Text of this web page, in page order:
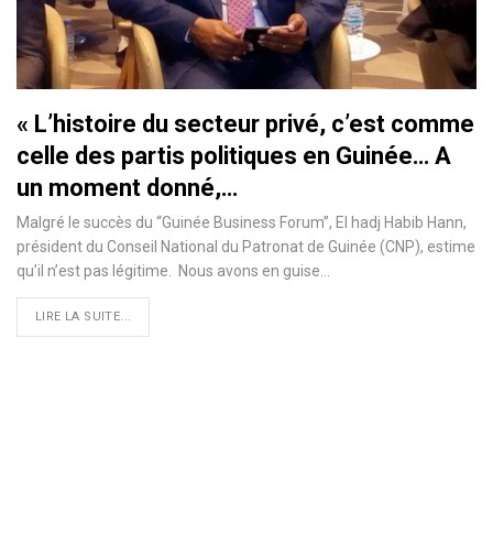
« L’histoire du secteur privé, c’est comme
celle des partis politiques en Guinée… A
un moment donné,…
Malgré le succès du “Guinée Business Forum’’, El hadj Habib Hann,
président du Conseil National du Patronat de Guinée (CNP), estime
qu’il n’est pas légitime. Nous avons en guise
LIRE LA SUITE...